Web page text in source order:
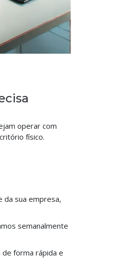
operar com
físico.
da sua empresa,
semanalmente
forma rápida e